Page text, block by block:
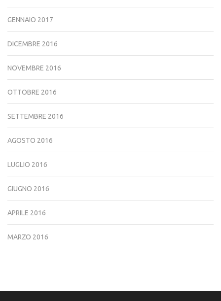
GENNAIO 2017
DICEMBRE 2016
NOVEMBRE 2016
OTTOBRE 2016
SETTEMBRE 2016
AGOSTO 2016
LUGLIO 2016
GIUGNO 2016
APRILE 2016
MARZO 2016